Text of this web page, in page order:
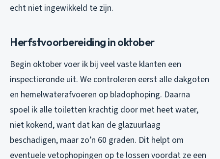
echt niet ingewikkeld te zijn.
Herfstvoorbereiding in oktober
Begin oktober voer ik bij veel vaste klanten een
inspectieronde uit. We controleren eerst alle dakgoten
en hemelwaterafvoeren op bladophoping. Daarna
spoel ik alle toiletten krachtig door met heet water,
niet kokend, want dat kan de glazuurlaag
beschadigen, maar zo’n 60 graden. Dit helpt om
eventuele vetophopingen op te lossen voordat ze een